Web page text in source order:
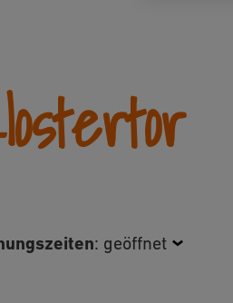
: geöffnet